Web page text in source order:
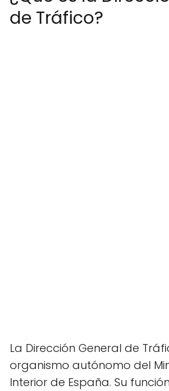
de Tráfico?
La Dirección General de
organismo autónomo del
Interior de España. Su